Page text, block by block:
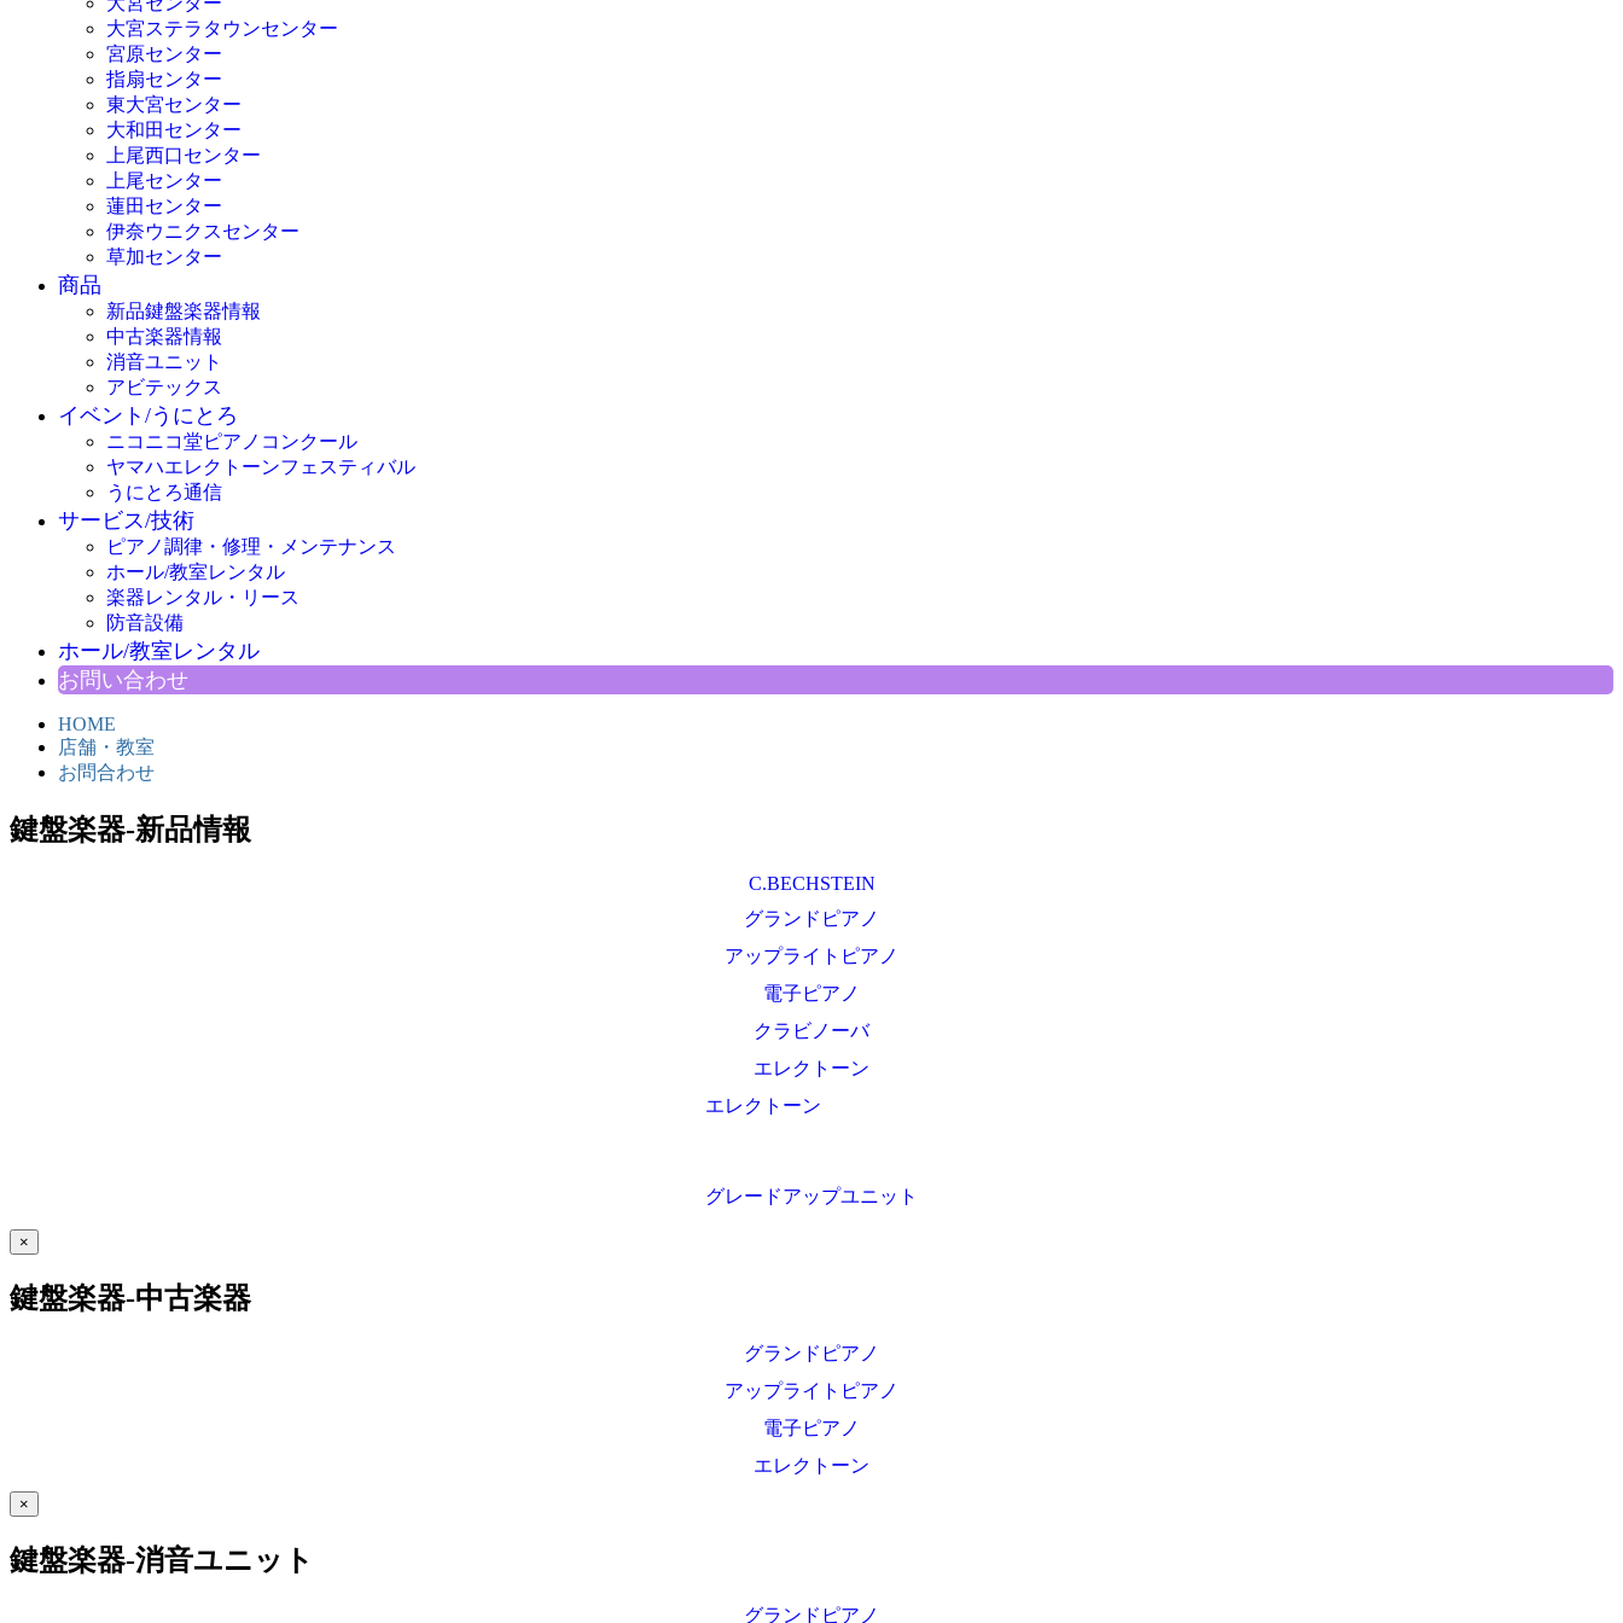
大宮ステラタウンセンター
宮原センター
指扇センター
東大宮センター
大和田センター
上尾西口センター
上尾センター
蓮田センター
伊奈ウニクスセンター
草加センター
商品
新品鍵盤楽器情報
中古楽器情報
消音ユニット
アビテックス
イベント/うにとろ
ニコニコ堂ピアノコンクール
ヤマハエレクトーンフェスティバル
うにとろ通信
サービス/技術
ピアノ調律・修理・メンテナンス
ホール/教室レンタル
楽器レンタル・リース
防音設備
ホール/教室レンタル
お問い合わせ
HOME
店舗・教室
お問合わせ
鍵盤楽器-新品情報
C.BECHSTEIN
グランドピアノ
アップライトピアノ
電子ピアノ
クラビノーバ
エレクトーン
エレクトーン
グレードアップユニット
×
鍵盤楽器-中古楽器
グランドピアノ
アップライトピアノ
電子ピアノ
エレクトーン
×
鍵盤楽器-消音ユニット
グランドピアノ